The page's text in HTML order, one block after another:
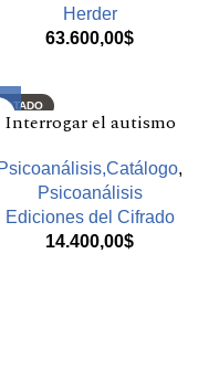
Herder
63.600,00$
Interrogar el autismo
Psicoanálisis,Catálogo,
Psicoanálisis
Ediciones del Cifrado
14.400,00$